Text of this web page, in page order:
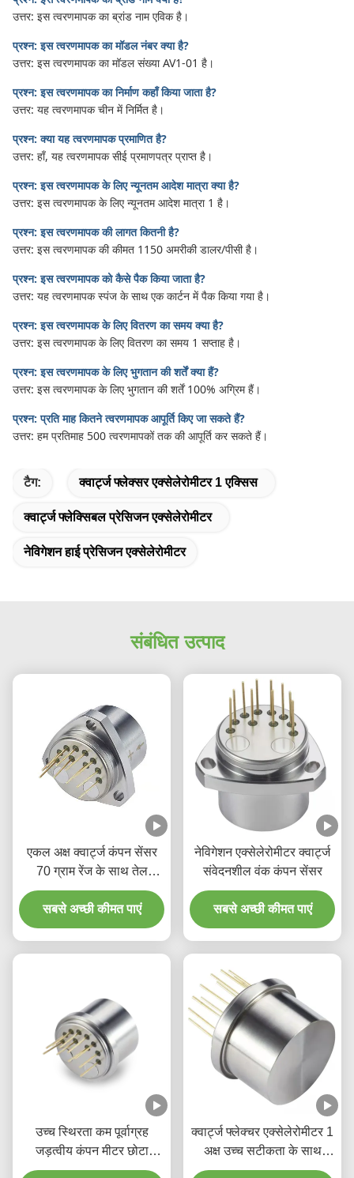
उत्तर: इस त्वरणमापक का ब्रांड नाम एविक है।
प्रश्न: इस त्वरणमापक का मॉडल नंबर क्या है?
उत्तर: इस त्वरणमापक का मॉडल संख्या AV1-01 है।
प्रश्न: इस त्वरणमापक का निर्माण कहाँ किया जाता है?
उत्तर: यह त्वरणमापक चीन में निर्मित है।
प्रश्न: क्या यह त्वरणमापक प्रमाणित है?
उत्तर: हाँ, यह त्वरणमापक सीई प्रमाणपत्र प्राप्त है।
प्रश्न: इस त्वरणमापक के लिए न्यूनतम आदेश मात्रा क्या है?
उत्तर: इस त्वरणमापक के लिए न्यूनतम आदेश मात्रा 1 है।
प्रश्न: इस त्वरणमापक की लागत कितनी है?
उत्तर: इस त्वरणमापक की कीमत 1150 अमरीकी डालर/पीसी है।
प्रश्न: इस त्वरणमापक को कैसे पैक किया जाता है?
उत्तर: यह त्वरणमापक स्पंज के साथ एक कार्टन में पैक किया गया है।
प्रश्न: इस त्वरणमापक के लिए वितरण का समय क्या है?
उत्तर: इस त्वरणमापक के लिए वितरण का समय 1 सप्ताह है।
प्रश्न: इस त्वरणमापक के लिए भुगतान की शर्तें क्या हैं?
उत्तर: इस त्वरणमापक के लिए भुगतान की शर्तें 100% अग्रिम हैं।
प्रश्न: प्रति माह कितने त्वरणमापक आपूर्ति किए जा सकते हैं?
उत्तर: हम प्रतिमाह 500 त्वरणमापकों तक की आपूर्ति कर सकते हैं।
टैग: क्वार्ट्ज फ्लेक्सर एक्सेलेरोमीटर 1 एक्सिस
क्वार्ट्ज फ्लेक्सिबल प्रेसिजन एक्सेलेरोमीटर
नेविगेशन हाई प्रेसिजन एक्सेलेरोमीटर
संबंधित उत्पाद
एकल अक्ष क्वार्ट्ज कंपन सेंसर
70 ग्राम रेंज के साथ तेल
अन्वेषण के लिए कम पूर्वाग्रह
सबसे अच्छी कीमत पाएं
नेविगेशन एक्सेलेरोमीटर क्वार्ट्ज
संवेदनशील वंक कंपन सेंसर
सबसे अच्छी कीमत पाएं
उच्च स्थिरता कम पूर्वाग्रह
जड़त्वीय कंपन मीटर छोटा
फ्लेक्सर क्वार्ट्ज
क्वार्ट्ज फ्लेक्चर एक्सेलेरोमीटर 1
अक्ष उच्च सटीकता के साथ
800-2500 हर्ट्ज